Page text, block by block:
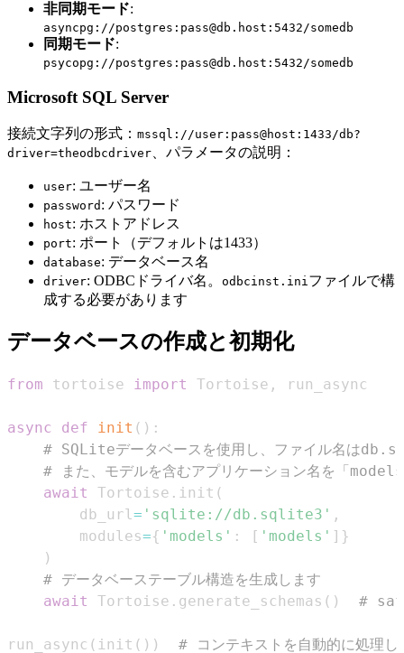
非同期モード:
asyncpg://postgres:pass@db.host:5432/somedb
同期モード:
psycopg://postgres:pass@db.host:5432/somedb
Microsoft SQL Server
接続文字列の形式： mssql://user:pass@host:1433/db?
driver=theodbcdriver 、パラメータの説明：
user: ユーザー名
password : パスワード
host: ホストアドレス
port: ポート（デフォルトは1433）
database: データベース名
driver: ODBCドライバ名。 odbcinst.ini ファイルで構
成する必要があります
データベースの作成と初期化
from tortoise import Tortoise ,
async def init ( ) :
# SQLiteデータベースを使用し、ファイル名は
# また、モデルを含むアプリケーション名を「
await
Tortoise . init (
        db_url
= 'sqlite://db.sqlite3' ,
        modules
={ 'models' : [ 'models' ] }
)
# データベーステーブル構造を生成します
await
Tortoise . generate_schemas ( ) # safe
run_async ( init ( ) ) # コンテキストを自動的に処理し